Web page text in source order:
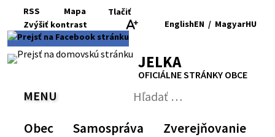
Preskočiť
obsah
RSS
RSS
Mapa
Mapa
Tlačiť
Tlačiť
Zvýšiť kontrast
Zvýšiť
kontrast
Zmenšiť
veľkosť
Nastaviť
pôvodnú
veľkosť
písma
veľkosť
písma
EnglishEN
English
/ MagyarHU
Magyar
JELKA
OFICIÁLNE STRÁNKY OBCE
PREPNÚŤ
MENU
Obec Samospráva Zverejňovanie
Hľadať:
formulár